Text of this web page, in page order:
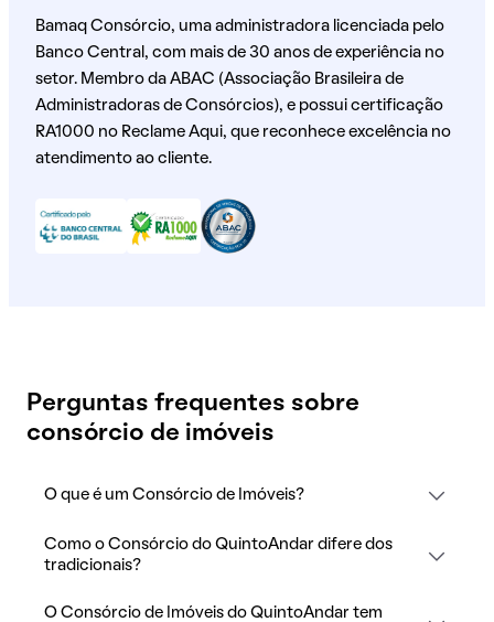
Bamaq Consórcio, uma administradora licenciada pelo
Banco Central, com mais de 30 anos de experiência no
setor. Membro da ABAC (Associação Brasileira de
Administradoras de Consórcios), e possui certificação
RA1000 no Reclame Aqui, que reconhece excelência no
atendimento ao cliente.
Perguntas frequentes sobre
consórcio de imóveis
O que é um Consórcio de Imóveis?
Como o Consórcio do QuintoAndar difere dos
tradicionais?
O Consórcio de Imóveis do QuintoAndar tem